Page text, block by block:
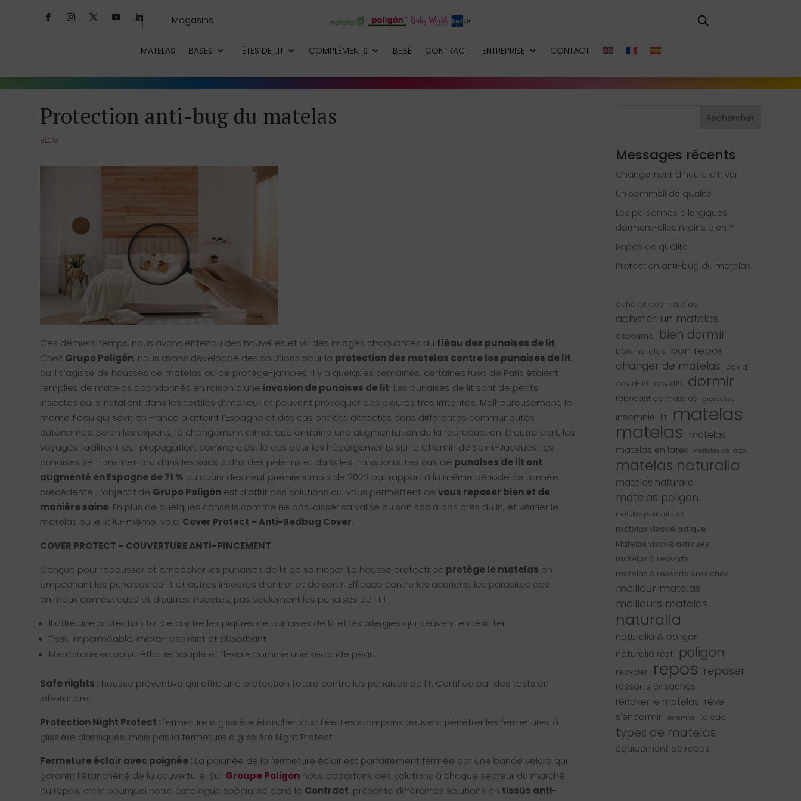
Magasins
MATELAS BASES TÊTES DE LIT COMPLÉMENTS BEBÉ CONTRACT ENTREPRISE CONTACT
Protection anti-bug du matelas
BLOG
Ces derniers temps, nous avons entendu des nouvelles et vu des images choquantes du fléau des punaises de lit.
Chez Grupo Poligón, nous avons développé des solutions pour la protection des matelas contre les punaises de lit,
qu’il s’agisse de housses de matelas ou de protège-jambes. Il y a quelques semaines, certaines rues de Paris étaient
remplies de matelas abandonnés en raison d’une invasion de punaises de lit. Les punaises de lit sont de petits
insectes qui s’installent dans les textiles d’intérieur et peuvent provoquer des piqûres très irritantes. Malheureusement, le
même fléau qui sévit en France a atteint l’Espagne et des cas ont été détectés dans différentes communautés
autonomes. Selon les experts, le changement climatique entraîne une augmentation de la reproduction. D’autre part, les
voyages facilitent leur propagation, comme c’est le cas pour les hébergements sur le Chemin de Saint-Jacques, les
punaises se transmettant dans les sacs à dos des pèlerins et dans les transports. Les cas de punaises de lit ont
augmenté en Espagne de 71 % au cours des neuf premiers mois de 2023 par rapport à la même période de l’année
précédente. L’objectif de Grupo Poligón est d’offrir des solutions qui vous permettent devous reposer bien et de
manière saine. En plus de quelques conseils comme ne pas laisser sa valise ou son sac à dos près du lit, et vérifier le
matelas ou le lit lui-même, voici Cover Protect – Anti-Bedbug Cover.
COVER PROTECT – COUVERTURE ANTI-PINCEMENT
Conçue pour repousser et empêcher les punaises de lit de se nicher. La housse protectrice protège le matelas en
empêchant les punaises de lit et autres insectes d’entrer et de sortir. Efficace contre les acariens, les parasites des
animaux domestiques et d’autres insectes, pas seulement les punaises de lit !
Il offre une protection totale contre les piqûres de punaises de lit et les allergies qui peuvent en résulter.
Tissu imperméable, micro-respirant et absorbant.
Membrane en polyuréthane, souple et flexible comme une seconde peau.
Safe nights : housse préventive qui offre une protection totale contre les punaises de lit. Certifiée par des tests en
laboratoire.
Protection Night Protect : fermeture à glissière étanche plastifiée. Les crampons peuvent pénétrer les fermetures à
glissière classiques, mais pas la fermeture à glissière Night Protect !
Fermeture éclair avec poignée : La poignée de la fermeture éclair est parfaitement fermée par une bande velcro qui
garantit l’étanchéité de la couverture. Sur Groupe Poligon nous apportons des solutions à chaque secteur du marché
du repos, c’est pourquoi notre catalogue spécialisé dans le Contract, présente différentes solutions en tissus anti-
Rechercher
Messages récents
Changement d’heure d’hiver
Un sommeil de qualité
Les personnes allergiques
dorment-elles moins bien ?
Repos de qualité
Protection anti-bug du matelas
acheter des matelas
acheter un matelas
asocama bien dormir
bon matelas
bon repos
changer de matelas
covid
covid-19
covid19 dormir
fabricant de matelas grossesse
insomnie lit matelas
matelas matelas
matelas en latex matelas en latex
matelas naturalia
matelas naturalia
matelas poligon
matelas pour enfants
matelas viscoélastique
Matelas viscoélastiques
matelas à ressorts
matelas à ressorts ensachés
meilleur matelas
meilleurs matelas
naturalia
naturalia & poligon
naturalia rest poligon
recycler repos reposer
ressorts ensachés
rénover le matelas rêve
s'endormir sommier toledo
types de matelas
équipement de repos